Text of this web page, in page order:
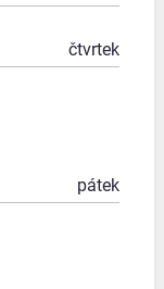
čtvrtek
pátek